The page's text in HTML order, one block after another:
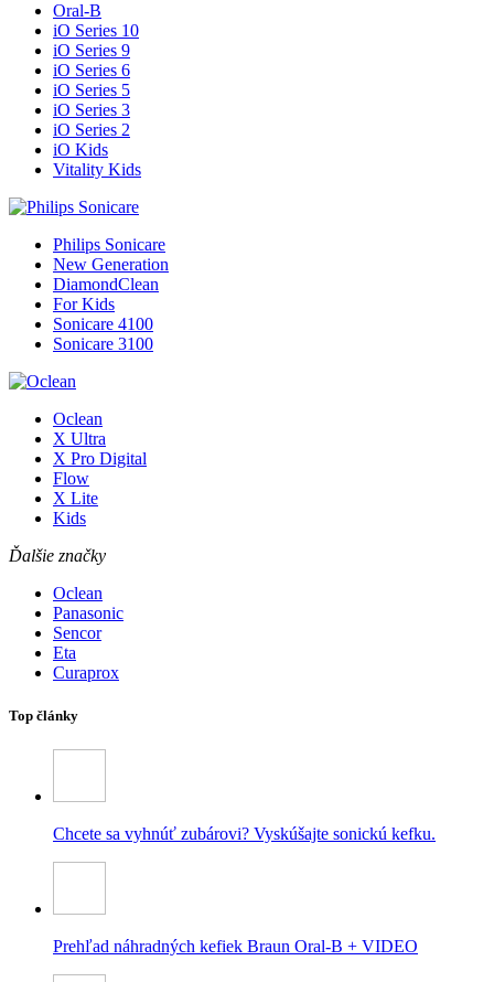
Oral-B
iO Series 10
iO Series 9
iO Series 6
iO Series 5
iO Series 3
iO Series 2
iO Kids
Vitality Kids
Philips Sonicare
New Generation
DiamondClean
For Kids
Sonicare 4100
Sonicare 3100
Oclean
X Ultra
X Pro Digital
Flow
X Lite
Kids
Ďalšie značky
Oclean
Panasonic
Sencor
Eta
Curaprox
Top články
Chcete sa vyhnúť zubárovi? Vyskúšajte sonickú kefku.
Prehľad náhradných kefiek Braun Oral-B + VIDEO